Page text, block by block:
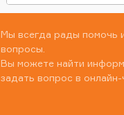
Мы всегда рады помочь
вопросы.
Вы можете найти
задать вопрос в